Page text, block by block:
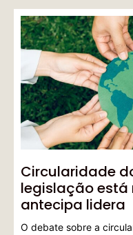
Circularidade
legislação está
antecipa lidera
O debate sobre a